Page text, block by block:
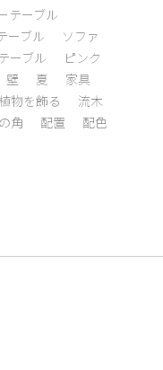
テーブル
ーブル
ソファ
ーブル
ピンク
壁 夏
家具
物を飾る
流木
角 配置
配色